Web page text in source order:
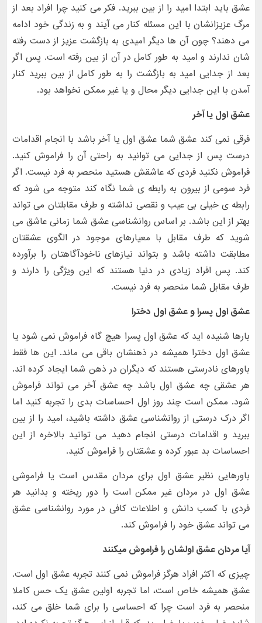
عشق باید ابتدا امید را از بین ببرید. فکر می کنید چرا افراد بعد از
مرگ عزیزانشان با این مسئله کنار می آیند و به زندگی خود ادامه
می دهند؟ چون آن ها دیگر امیدی به بازگشت عزیز از دست رفته
شان ندارند و امید به طور کامل در آن از بین رفته است. پس اگر
بعد از جدایی امید به بازگشت را به طور کامل از بین ببرید کنار
آمدن با این جدایی دیگر محال و یا غیر ممکن نخواهد بود.
عشق اول یا آخر
فرقی نمی کند عشق شما عشق اول یا آخر باشد با انجام اقدامات
درست پس از جدایی می توانید به راحتی آن را فراموش کنید.
فراموش نکنید فردی که عاشقش هستید منحصر به فرد نیست. اگر
فرد سومی از بیرون به رابطه ی شما نگاه کند متوجه می شود که
رابطه ی خیلی بی عیب و نقصی نداشته و طرف مقابلتان می تواند
بهتر از این باشد. بر اساس روانشناسی عشق شما زمانی عاشق می
شوید که طرف مقابل با معیارهای موجود در الگوی عشقتان
مطابقت داشته باشد و بتواند نیازهای ناخودآگاهتان را برآورده
کند. پس افراد زیادی در دنیا هستند که این ویژگی را دارند و
طرف مقابل شما منحصر به فرد نیست.
عشق اول پسرا و عشق اول دخترا
بارها شنیده اید که عشق اول پسرا هیچ گاه فراموش نمی شود یا
عشق اول دخترا همیشه در ذهنشان باقی می ماند. این ها فقط
باورهای نادرستی هستند که دیگران در ذهن شما ایجاد کرده اند.
هر عشقی چه عشق اول باشد چه عشق آخر می تواند فراموش
شود. ممکن است چند روز اول احساسات بدی را تجربه کنید اما
اگر درک درستی از روانشناسی عشق داشته باشید، امید را از بین
ببرید و اقدامات درستی انجام دهید می توانید بالاخره از این
احساسات بد عبور کرده و عشقتان را فراموش کنید.
باورهایی نظیر عشق اول برای مردان مقدس است یا فراموشی
عشق اول در مردان غیر ممکن است را دور ریخته و بدانید هر
فردی با کسب دانش و اطلاعات کافی در مورد روانشناسی عشق
می تواند عشق خود را فراموش کند.
آیا مردان عشق اولشان را فراموش میکنند
‎چیزی که اکثر افراد هرگز فراموش نمی کنند تجربه عشق اول است.
عشق همیشه خاص است، اما تجربه اولین عشق یک حس کاملا
منحصر به فرد است چرا که احساسی را برای شما خلق می کند،